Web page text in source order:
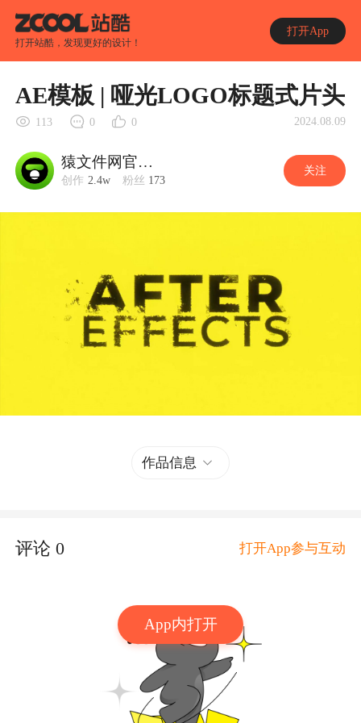
打开站酷，发现更好的设计！
打开App
App内打开
AE模板 | 哑光LOGO标题式片头
113 0 0 2024.08.09
猿文件网官方账号
创作 2.4w 粉丝 173
关注
作品信息
评论0 打开App参与互动